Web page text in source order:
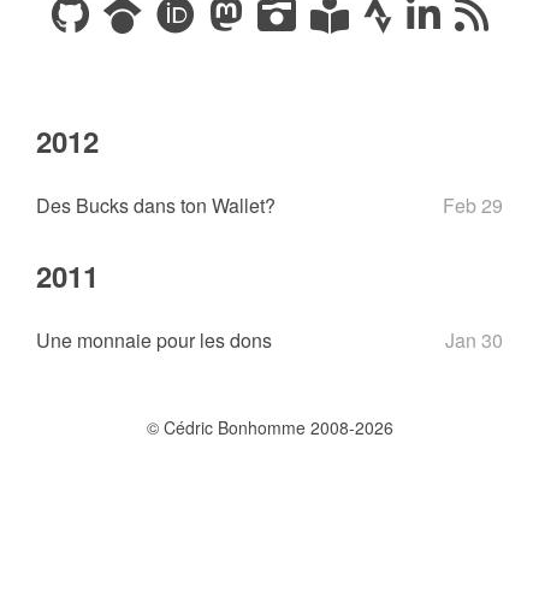
2012
Des Bucks dans ton Wallet? Feb 29
2011
Une monnaie pour les dons Jan 30
© Cédric Bonhomme 2008-2026